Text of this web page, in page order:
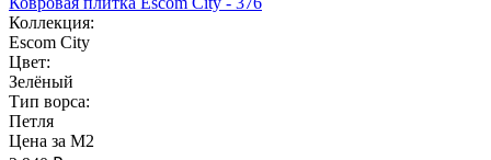
Коллекция:
Escom City
Цвет:
Зелёный
Тип ворса:
Петля
Цена за М2